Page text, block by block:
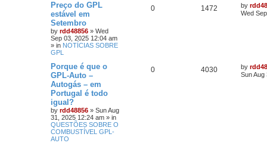
Preço do GPL
estável em
Setembro
by rdd48856 » Wed
Sep 03, 2025 12:04 am
» in NOTÍCIAS SOBRE
GPL
0 1472 by
Wed
Porque é que o
GPL-Auto –
Autogás – em
Portugal é todo
igual?
by rdd48856 » Sun Aug
31, 2025 12:24 am » in
QUESTÕES SOBRE O
COMBUSTÍVEL GPL-
AUTO
0 4030 by
Sun Aug